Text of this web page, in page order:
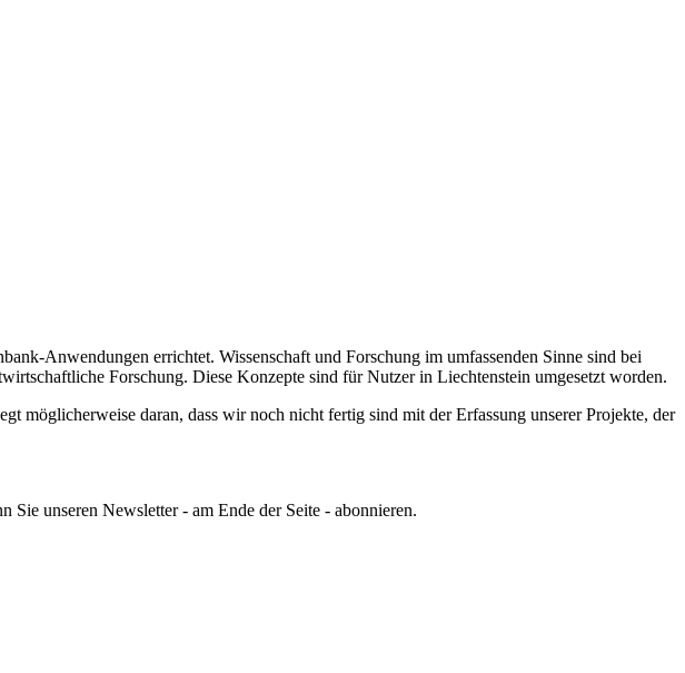
Anwendungen errichtet. Wissenschaft und Forschung im umfassenden Sinne sind bei
Forschung. Diese Konzepte sind für Nutzer in Liechtenstein umgesetzt worden.
möglicherweise daran, dass wir noch nicht fertig sind mit der Erfassung unserer Projekte, der
unseren Newsletter - am Ende der Seite - abonnieren.